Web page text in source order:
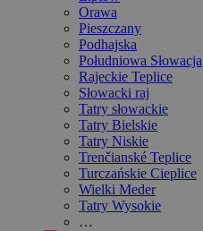
Orawa
Pieszczany
Podhajska
Południowa Słowacja
Rajeckie Teplice
Słowacki raj
Tatry słowackie
Tatry Bielskie
Tatry Niskie
Trenčianské Teplice
Turczańskie Cieplice
Wielki Meder
Tatry Wysokie
…